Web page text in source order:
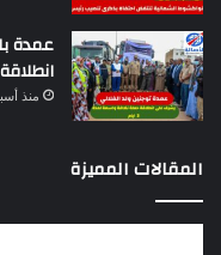
عمدة
منذ
المقالات المميزة